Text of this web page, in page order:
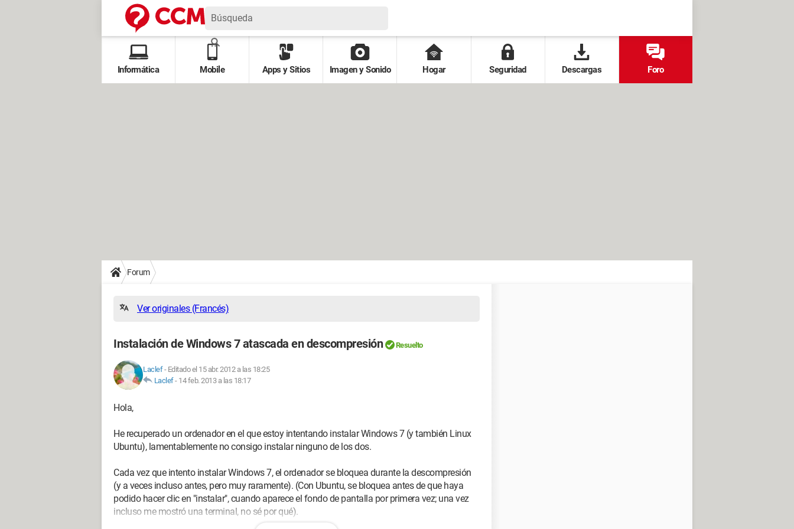
Informática Mobile Apps y Sitios Imagen y Sonido Hogar Seguridad Descargas Foro
Forum
Ver originales (Francés)
Instalación de Windows 7 atascada en descompresión Resuelto
Laclef- Editado el 15 abr. 2012 a las 18:25
Laclef- 14 feb. 2013 a las 18:17
Hola,
He recuperado un ordenador en el que estoy intentando instalar Windows 7 (y también Linux
Ubuntu), lamentablemente no consigo instalar ninguno de los dos.
Cada vez que intento instalar Windows 7, el ordenador se bloquea durante la descompresión
(y a veces incluso antes, pero muy raramente). (Con Ubuntu, se bloquea antes de que haya
podido hacer clic en "instalar", cuando aparece el fondo de pantalla por primera vez; una vez
incluso me mostró una terminal, no sé por qué).